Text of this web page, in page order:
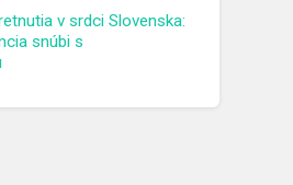
v srdci Slovenska:
snúbi s